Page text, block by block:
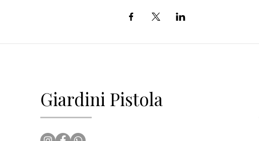
Giardini Pistola